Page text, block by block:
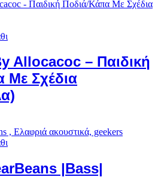
Allocacoc – Παιδική
Με Σχέδια
|Bass|